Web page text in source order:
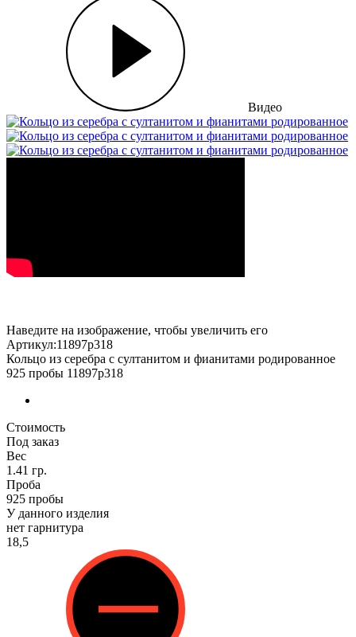
Видео
Наведите на изображение, чтобы увеличить его
Артикул:11897р318
Кольцо из серебра с султанитом и фианитами родированное
925 пробы 11897р318
Стоимость
Под заказ
Вес
1.41 гр.
Проба
925 пробы
У данного изделия
нет гарнитура
18,5